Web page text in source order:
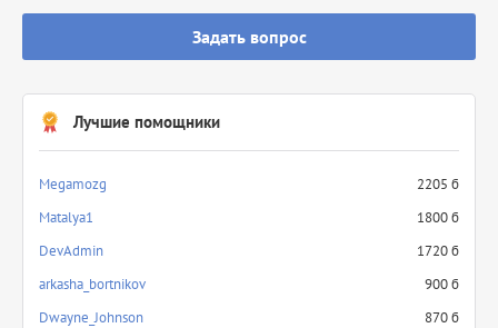
Задать вопрос
Лучшие помощники
Megamozg
2205 б
Matalya1
1800 б
DevAdmin
1720 б
arkasha_bortnikov
900 б
Dwayne_Johnson
870 б